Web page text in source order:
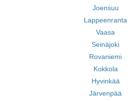
Joensuu
Lappeenranta
Vaasa
Seinäjoki
Rovaniemi
Kokkola
Hyvinkää
Järvenpää